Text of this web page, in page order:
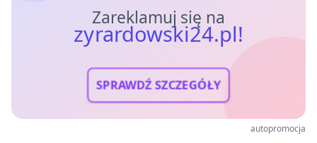
Zareklamuj się na
zyrardowski24.pl!
SPRAWDŹ SZCZEGÓŁY
autopromocja